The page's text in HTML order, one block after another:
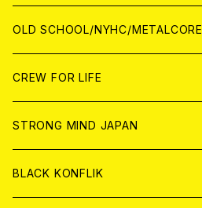
ANALOG
ANALOG
CD
ANALOG
CD
ANALOG
WORLD
CD
ANALOG
JAPAN
CD
ANALOG
WORLD
CD
ANALOG
OLD SCHOOL/NYHC/METALCORE
JAPAN
CD
ANALOG
WORLD
CD
CREW FOR LIFE
STRONG MIND JAPAN
BLACK KONFLIK